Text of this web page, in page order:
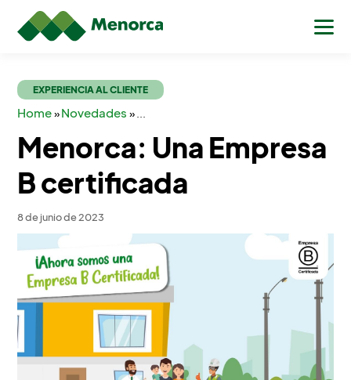
EXPERIENCIA AL CLIENTE
Home»Novedades»
Menorca: Una Empresa
B certificada
8 de junio de 2023